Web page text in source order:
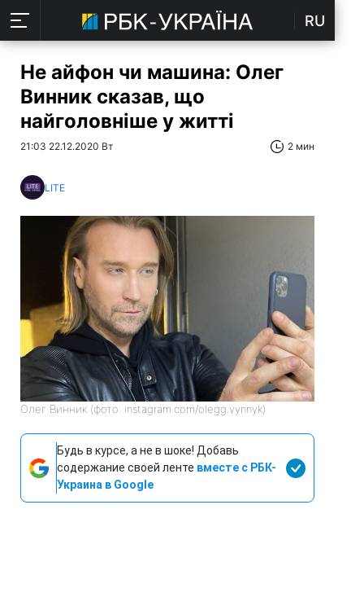
RU
Не айфон чи машина: Олег
Винник сказав, що
найголовніше у житті
21:03 22.12.2020 Вт 2 мин
LITE
Олег Винник (фото: instagram.com/olegg.vynnyk)
Будь в курсе, а не в шоке! Добавь
содержание своей ленте вместе с РБК-
Украина в Google